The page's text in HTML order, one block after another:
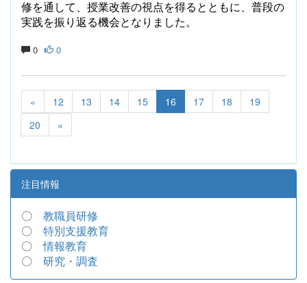
修を通して、授業改善の視点を得るとともに、普段の
実践を振り返る機会となりました。
0 0
« 12 13 14 15 16 17 18
19
20
»
注目情報
〇 教職員研修
〇 特別支援教育
〇情報教育
〇 研究・調査